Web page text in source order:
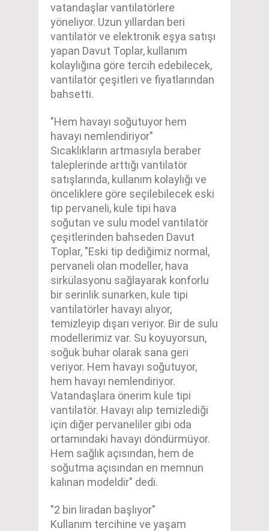
vatandaşlar vantilatörlere
yöneliyor. Uzun yıllardan beri
vantilatör ve elektronik eşya satışı
yapan Davut Toplar, kullanım
kolaylığına göre tercih edebilecek,
vantilatör çeşitleri ve fiyatlarından
bahsetti.
"Hem havayı soğutuyor hem
havayı nemlendiriyor"
Sıcaklıkların artmasıyla beraber
taleplerinde arttığı vantilatör
satışlarında, kullanım kolaylığı ve
önceliklere göre seçilebilecek eski
tip pervaneli, kule tipi hava
soğutan ve sulu model vantilatör
çeşitlerinden bahseden Davut
Toplar, "Eski tip dediğimiz normal,
pervaneli olan modeller, hava
sirkülasyonu sağlayarak konforlu
bir serinlik sunarken, kule tipi
vantilatörler havayı alıyor,
temizleyip dışarı veriyor. Bir de sulu
modellerimiz var. Su koyuyorsun,
soğuk buhar olarak sana geri
veriyor. Hem havayı soğutuyor,
hem havayı nemlendiriyor.
Vatandaşlara önerim kule tipi
vantilatör. Havayı alıp temizlediği
için diğer pervaneliler gibi oda
ortamındaki havayı döndürmüyor.
Hem sağlık açısından, hem de
soğutma açısından en memnun
kalınan modeldir" dedi.
"2 bin liradan başlıyor"
Kullanım tercihine ve yaşam